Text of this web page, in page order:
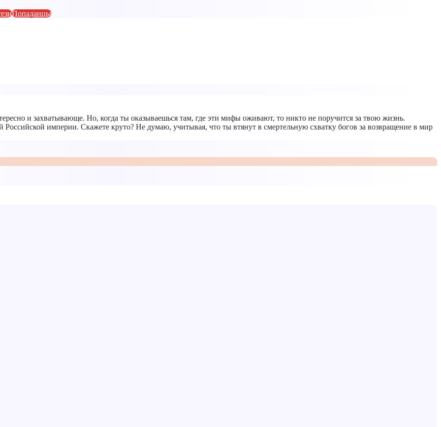
Попаданцы
и захватывающе. Но, когда ты оказываешься там, где эти мифы оживают, то никто не поручится за твою жизнь.
Российской империи. Скажете круто? Не думаю, учитывая, что ты втянут в смертельную схватку богов за возвращение в мир